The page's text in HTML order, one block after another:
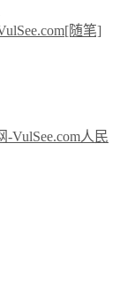
[随笔]
人民